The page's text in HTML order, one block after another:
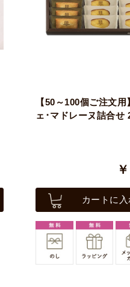
【50～100個ご注文
ェ･マドレーヌ詰合せ
カートに入